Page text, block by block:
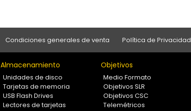
Condiciones generales de venta Política de Privacidad
Almacenamiento
Unidades de disco
Tarjetas de memoria
USB Flash Drives
Lectores de tarjetas
Objetivos
Medio Formato
Objetivos SLR
Objetivos CSC
Telemétricos